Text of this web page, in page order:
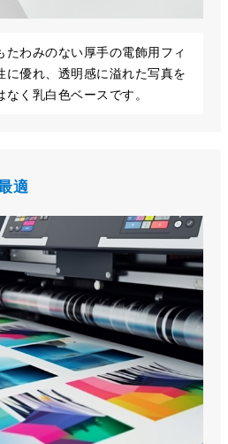
わみのない厚手の電飾用フィ
に優れ、透明感に溢れた写真を
く乳白色ベースです。
適